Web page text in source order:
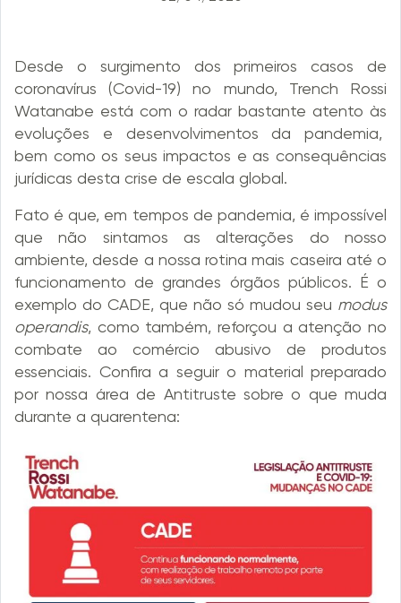
Desde o surgimento dos primeiros casos de
coronavírus (Covid-19) no mundo, Trench Rossi
Watanabe está com o radar bastante atento às
evoluções e desenvolvimentos da pandemia,
bem como os seus impactos e as consequências
jurídicas desta crise de escala global.
Fato é que, em tempos de pandemia, é impossível
que não sintamos as alterações do nosso
ambiente, desde a nossa rotina mais caseira até o
funcionamento de grandes órgãos públicos. É o
exemplo do CADE, que não só mudou seu modus
operandis, como também, reforçou a atenção no
combate ao comércio abusivo de produtos
essenciais. Confira a seguir o material preparado
por nossa área de Antitruste sobre o que muda
durante a quarentena: